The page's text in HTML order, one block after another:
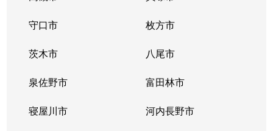
守口市 枚方市
茨木市 八尾市
泉佐野市 富田林市
寝屋川市 河内長野市